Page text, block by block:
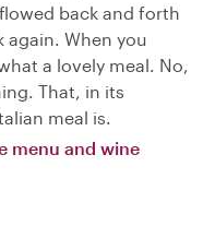
back and forth
again. When you
a lovely meal. No,
That, in its
meal is.
menu and wine